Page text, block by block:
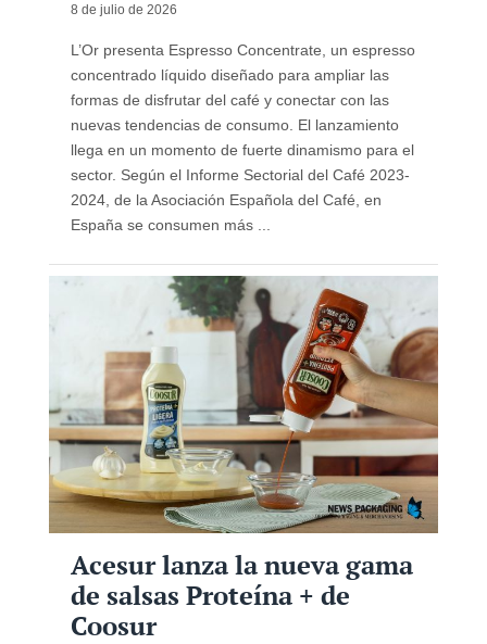
8 de julio de 2026
L’Or presenta Espresso Concentrate, un espresso
concentrado líquido diseñado para ampliar las
formas de disfrutar del café y conectar con las
nuevas tendencias de consumo. El lanzamiento
llega en un momento de fuerte dinamismo para el
sector. Según el Informe Sectorial del Café 2023-
2024, de la Asociación Española del Café, en
España se consumen más ...
Acesur lanza la nueva gama
de salsas Proteína + de
Coosur